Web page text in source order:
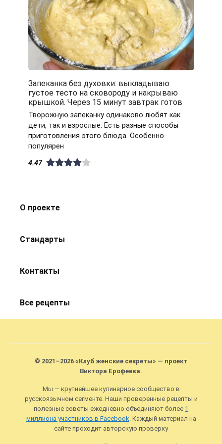
Запеканка без духовки: выкладываю
густое тесто на сковороду и накрываю
крышкой. Через 15 минут завтрак готов
Творожную запеканку одинаково любят как
дети, так и взрослые. Есть разные способы
приготовления этого блюда. Особенно
популярен
4.47
О проекте
Стандарты
Контакты
Все рецепты
© 2021–2026 «Клуб женские секреты» — проект
Виктора Ерофеева.
Мы — крупнейшее кулинарное сообщество в
русскоязычном сегменте. Наши проверенные рецепты и
полезные советы ежедневно объединяют более 1
миллиона участников в Facebook . Каждый материал на
сайте проходит авторскую проверку